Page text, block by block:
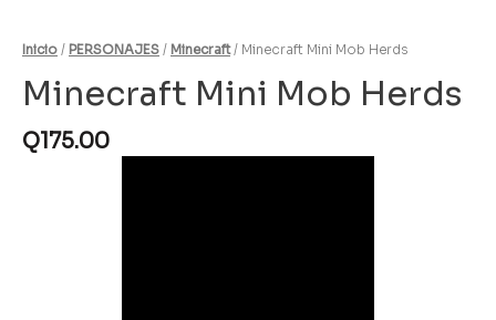
Inicio / PERSONAJES / Minecraft/ Minecraft Mini Mob Herds
Minecraft Mini Mob Herds
Q175.00